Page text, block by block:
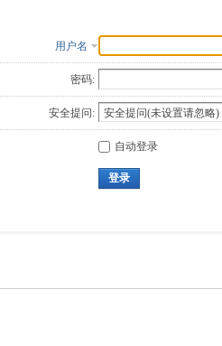
用户名
密码:
安全提问:
自动登录
登录